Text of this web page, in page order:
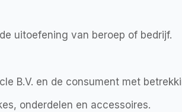
uitoefening van beroep of bedrijf.
B.V. en de consument met
onderdelen en accessoires.